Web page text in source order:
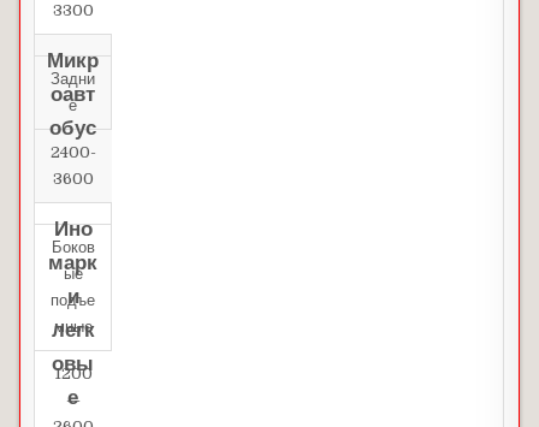
3300
Микр
оавт
обус
Задни
е
2400-
3600
Ино
марк
и
легк
овы
е
Боков
ые
подъе
мные
1200
—